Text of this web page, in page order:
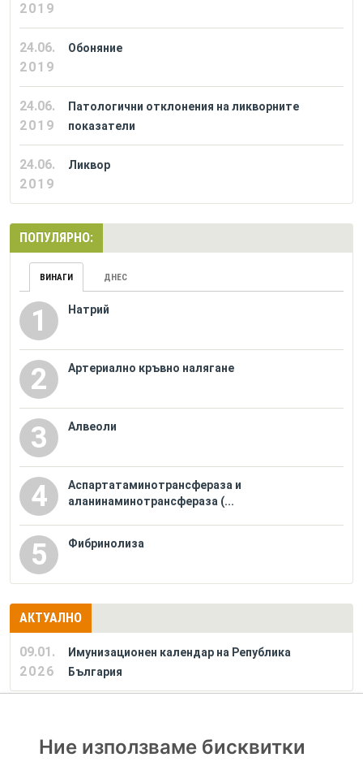
2019
24.06.
2019
Обоняние
24.06.
2019
Патологични отклонения на ликворните
показатели
24.06.
2019
Ликвор
ПОПУЛЯРНО:
ВИНАГИ ДНЕС
1 Натрий
2 Артериално кръвно налягане
3 Алвеоли
4
Аспартатаминотрансфераза и
аланинаминотрансфераза (...
5 Фибринолиза
АКТУАЛНО
09.01.
2026
Имунизационен календар на Република
България
Ние използваме бисквитки